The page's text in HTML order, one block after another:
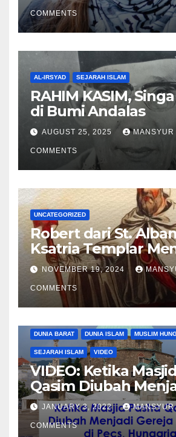
COMMENTS
AL-IRSYAD SEJARAH ISLAM
RAHIM KASIM,
di Bumi Andalas
AUGUST 25, 2025 MANSYUR
COMMENTS
UNCATEGORIZED
Robert dari St.
Ksatria Templar
Komandan Pasukan
Shalahuddin
Kembali Yerusalem
NOVEMBER 19, 2024
COMMENTS
DUNIA BARAT DUNIA ISLAM MUSLIM
SEJARAH ISLAM VIDEO
VIDEO: Ketika
Qasim Diubah
Katolik di Pecs,
JANUARY 3, 2022 MANSYUR
COMMENTS